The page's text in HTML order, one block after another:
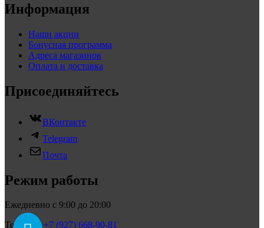
Информация
Наши акции
Бонусная программа
Адреса магазинов
Оплата и доставка
Присоединяйтесь
ВКонтакте
Telegram
Почта
Режим работы
Ежедневно с 9:00 до 20:00
Телефон:+7 (927) 668-90-81